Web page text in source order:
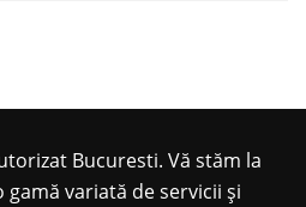
Bucuresti. Vă stăm la
variată de servicii și